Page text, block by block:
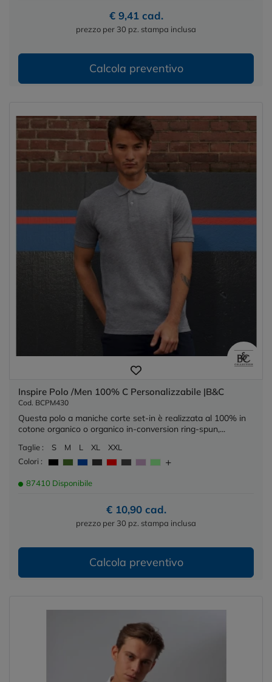
€ 9,41 cad.
prezzo per 30 pz. stampa inclusa
Calcola preventivo
Inspire Polo /Men 100% C Personalizzabile |B&C
Cod. BCPM430
Questa polo a maniche corte set-in è realizzata al 100% in
cotone organico o organico in-conversion ring-spun,...
Taglie : S M L XL
XXL
Colori :
87410 Disponibile
€ 10,90 cad.
prezzo per 30 pz. stampa inclusa
Calcola preventivo